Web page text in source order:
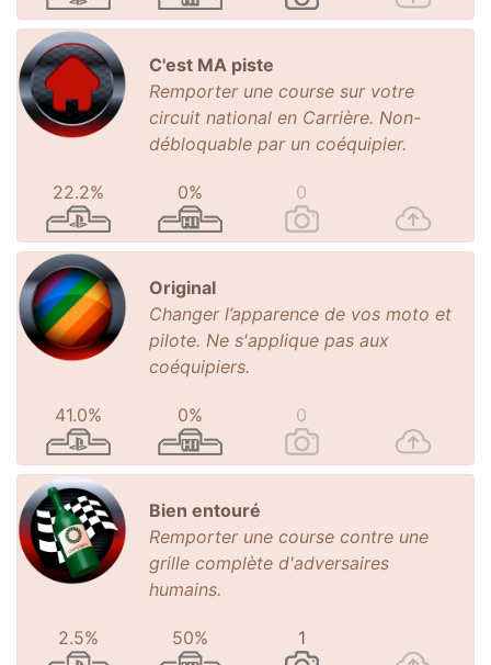
C'est MA piste
Remporter une course sur votre
circuit national en Carrière. Non-
débloquable par un coéquipier.
22.2% 0% 0
Original
Changer l’apparence de vos moto et
pilote. Ne s'applique pas aux
coéquipiers.
41.0% 0% 0
Bien entouré
Remporter une course contre une
grille complète d'adversaires
humains.
2.5% 50% 1